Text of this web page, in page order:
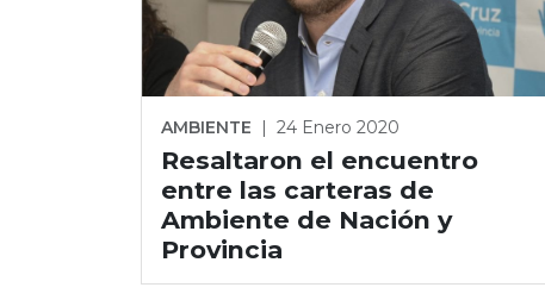
AMBIENTE | 24 Enero 2020
Resaltaron el encuentro
entre las carteras de
Ambiente de Nación y
Provincia